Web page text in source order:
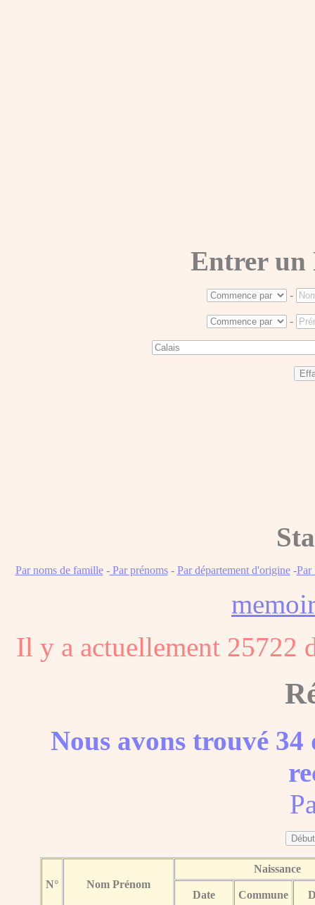
Entrer un
-
-
Par noms de famille-Par prénoms- Par département d'origine-Par
Il y a actuellement 25722
Nous avons trouvé 34
N° Nom Prénom
Naissance
Date Commune